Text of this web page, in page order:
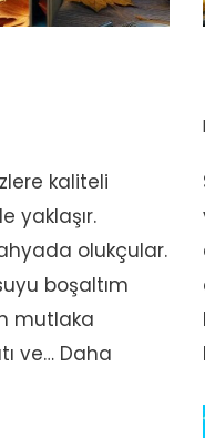
kaliteli
yaklaşır.
olukçular.
boşaltım
mutlaka
ve… Daha